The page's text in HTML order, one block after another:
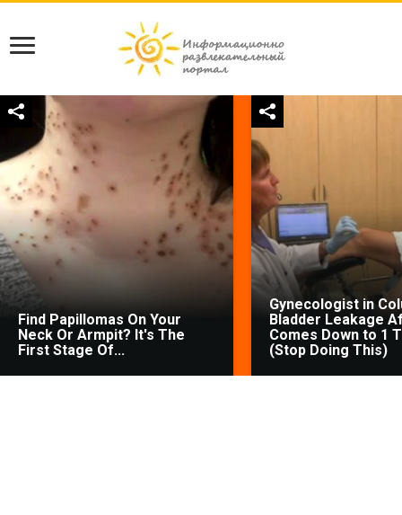
Find Papillomas On Your
Neck Or Armpit? It's The
First Stage Of...
Gynecologist in
Bladder Leakage
Comes Down to 1
(Stop Doing This)